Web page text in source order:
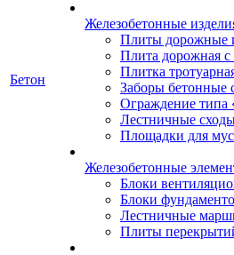
Бетон
Железобетонные
Плиты дорожные
Плита дорожная
Плитка
Заборы бетонные
Ограждение
Лестничные
Площадки для
Железобетонные
Блоки
Блоки
Лестничные
Плиты